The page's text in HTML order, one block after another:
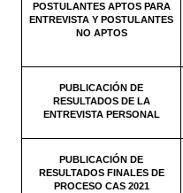
POSTULANTES APTOS PARA
ENTREVISTA Y POSTULANTES
NO APTOS
PUBLICACIÓN DE
RESULTADOS DE LA
ENTREVISTA PERSONAL
PUBLICACIÓN DE
RESULTADOS FINALES DE
PROCESO CAS 2021